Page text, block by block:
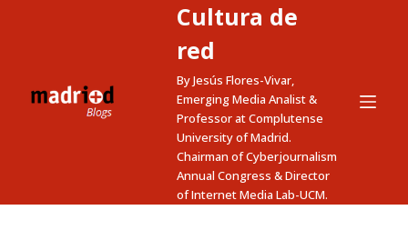
c
Cultura de
red
By Jesús Flores-Vivar,
Emerging Media Analist &
Professor at Complutense
University of Madrid.
Chairman of Cyberjournalism
Annual Congress & Director
of Internet Media Lab-UCM.